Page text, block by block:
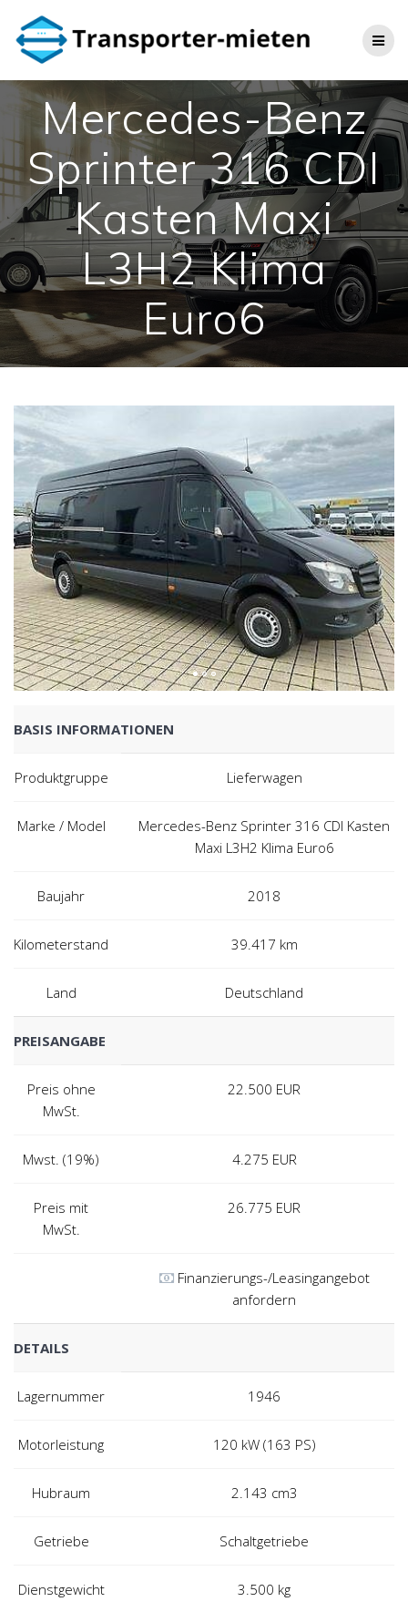
content
Mercedes-Benz
Sprinter 316 CDI
Kasten Maxi
L3H2 Klima
Euro6
BASIS INFORMATIONEN
Produktgruppe Lieferwagen
Marke / Model
Mercedes-Benz Sprinter 316 CDI Kasten
Maxi L3H2 Klima Euro6
Baujahr 2018
Kilometerstand 39.417 km
Land Deutschland
PREISANGABE
Preis ohne
MwSt.
22.500 EUR
Mwst. (19%) 4.275 EUR
Preis mit
MwSt.
26.775 EUR
Finanzierungs-/Leasingangebot
anfordern
DETAILS
Lagernummer 1946
Motorleistung 120 kW (163 PS)
Hubraum 2.143 cm3
Getriebe Schaltgetriebe
Dienstgewicht 3.500 kg